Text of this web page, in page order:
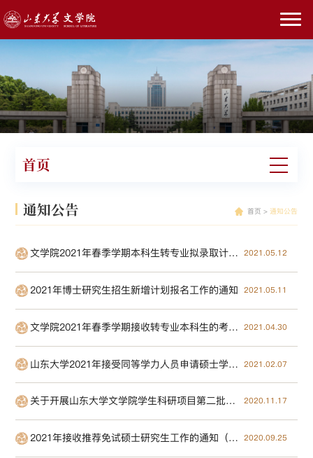
首页
通知公告 首页 > 通知公告
文学院2021年春季学期本科生转专业拟录取计划扩招的说明 2021.05.12
2021年博士研究生招生新增计划报名工作的通知 2021.05.11
文学院2021年春季学期接收转专业本科生的考试通知 2021.04.30
山东大学2021年接受同等学力人员申请硕士学位工作通知 2021.02.07
关于开展山东大学文学院学生科研项目第二批申报工作的通知 2020.11.17
2021年接收推荐免试硕士研究生工作的通知（含复试安排） 2020.09.25